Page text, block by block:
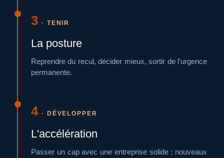
3 · TENIR
La posture
Reprendre du recul, décider mieux, sortir de l'urgence
permanente.
4 · DÉVELOPPER
L'accélération
Passer un cap avec une entreprise solide : nouveaux